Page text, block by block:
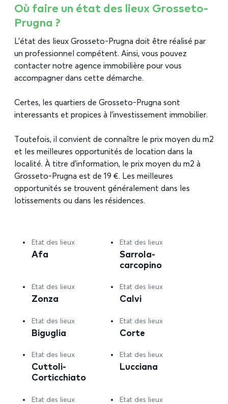
Où faire un état des lieux Grosseto-
Prugna ?
L’état des lieux Grosseto-Prugna doit être réalisé par
un professionnel compétent. Ainsi, vous pouvez
contacter notre agence immobilière pour vous
accompagner dans cette démarche.
Certes, les quartiers de Grosseto-Prugna sont
interessants et propices à l’investissement immobilier.
Toutefois, il convient de connaître le prix moyen du m2
et les meilleures opportunités de location dans la
localité. À titre d’information, le prix moyen du m2 à
Grosseto-Prugna est de 19 €. Les meilleures
opportunités se trouvent généralement dans les
lotissements ou dans les résidences.
Etat des lieux
Afa
Etat des lieux
Sarrola-
carcopino
Etat des lieux
Zonza
Etat des lieux
Calvi
Etat des lieux
Biguglia
Etat des lieux
Corte
Etat des lieux
Cuttoli-
Corticchiato
Etat des lieux
Lucciana
Etat des lieux Etat des lieux